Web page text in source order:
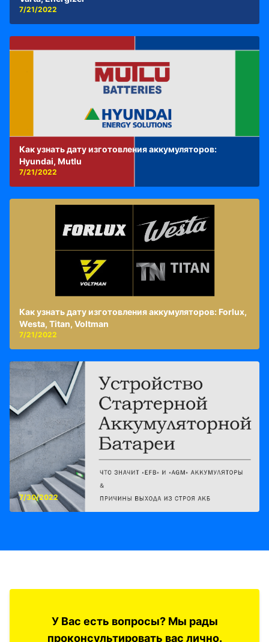
7/21/2022
Как узнать дату изготовления аккумуляторов:
Hyundai, Mutlu
7/21/2022
Как узнать дату изготовления аккумуляторов: Forlux,
Westa, Titan, Voltman
7/21/2022
7/30/2022
У Вас есть вопросы? Мы рады
проконсультировать вас лично.